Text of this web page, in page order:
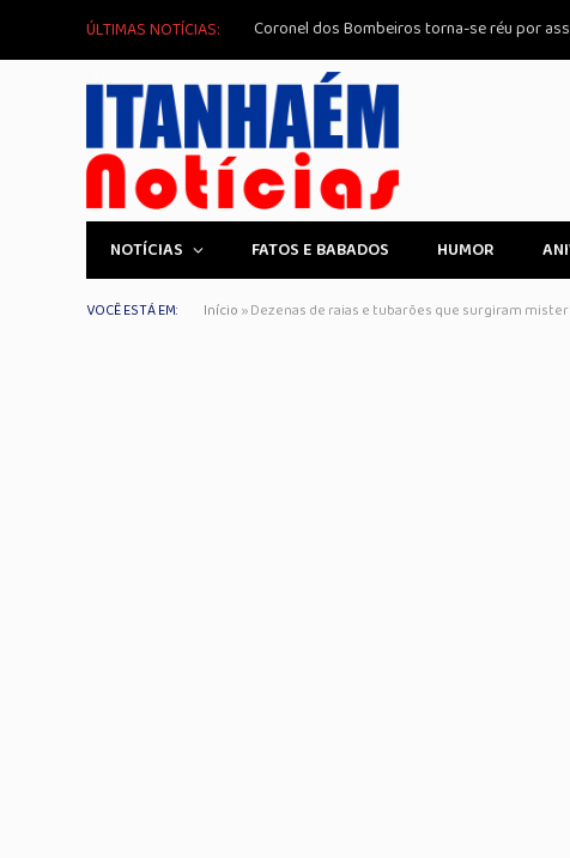
ÚLTIMAS NOTÍCIAS: Coronel dos Bombeiros torna-se réu por
NOTÍCIAS FATOS E BABADOS HUMOR
VOCÊ ESTÁ EM: Início »Dezenas de raias e tubarões que surgiram